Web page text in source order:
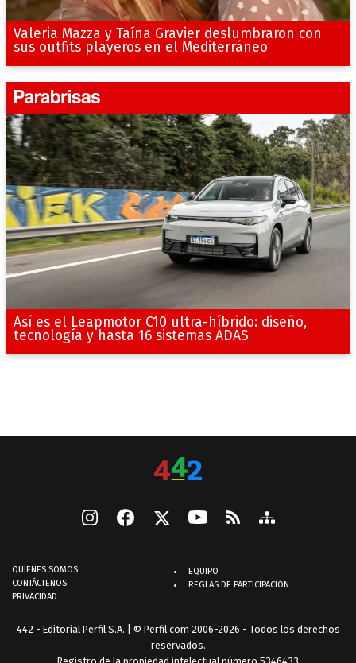
Valeria Mazza y Taína Gravier deslumbraron con
sus outfits playeros en el Mediterráneo
Así es el Leapmotor C10 ultra-híbrido: diseño,
tecnología y hasta 16 sistemas ADAS
QUIENES SOMOS
CONTÁCTENOS
PRIVACIDAD
EQUIPO
REGLAS DE PARTICIPACIÓN
442 - Editorial Perfil S.A. | © Perfil.com 2006-2026 - Todos los derechos
reservados.